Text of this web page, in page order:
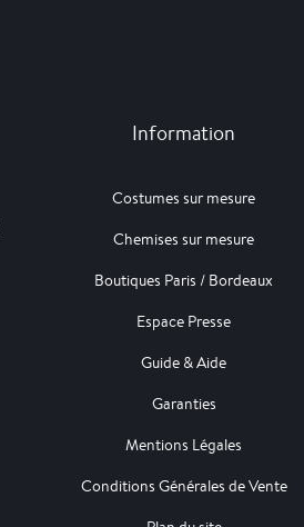
Information
Costumes sur mesure
Chemises sur mesure
Boutiques Paris / Bordeaux
Espace Presse
Guide & Aide
Garanties
Mentions Légales
Conditions Générales de Vente